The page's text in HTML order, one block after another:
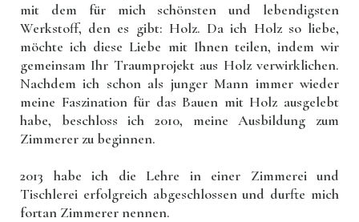
mit dem für mich schönsten und lebendigsten
Werkstoff, den es gibt: Holz. Da ich Holz so liebe,
möchte ich diese Liebe mit Ihnen teilen, indem wir
gemeinsam Ihr Traumprojekt aus Holz verwirklichen.
Nachdem ich schon als junger Mann immer wieder
meine Faszination für das Bauen mit Holz ausgelebt
habe, beschloss ich 2010, meine Ausbildung zum
Zimmerer zu beginnen.
2013 habe ich die Lehre in einer Zimmerei und
Tischlerei erfolgreich abgeschlossen und durfte mich
fortan Zimmerer nennen.